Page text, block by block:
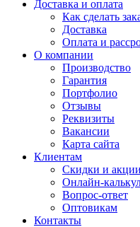
Доставка и оплата
Как сделать
Доставка
Оплата и
О компании
Производство
Гарантия
Портфолио
Отзывы
Реквизиты
Вакансии
Карта сайта
Клиентам
Скидки и акции
Онлайн-
Вопрос-ответ
Оптовикам
Контакты